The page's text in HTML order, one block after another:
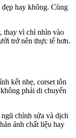
hay không. Cùng
thay vì chỉ nhìn vào
trở nên thực tế hơn.
kết nhẹ, corset tôn
phải di chuyển
chỉnh sửa và dịch
ánh chất liệu hay